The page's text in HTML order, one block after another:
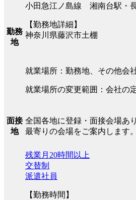
勤務
地
小田急江ノ島線 湘南台駅・
【勤務地詳細】
神奈川県藤沢市土棚
就業場所：勤務地、その他会
就業場所の変更範囲：会社の
面接
地
全国各地に登録・面接会場あ
最寄りの会場をご案内します。
残業月20時間以上
交替制
派遣社員
【勤務時間】